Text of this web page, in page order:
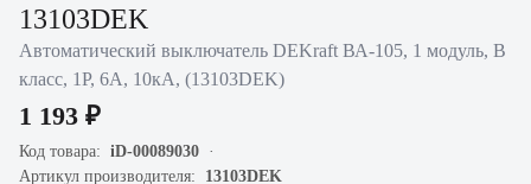
13103DEK
Автоматический выключатель DEKraft ВА-105, 1 модуль, B
класс, 1P, 6А, 10кА, (13103DEK)
1 193 ₽
Код товара: iD-00089030
Артикул производителя: 13103DEK